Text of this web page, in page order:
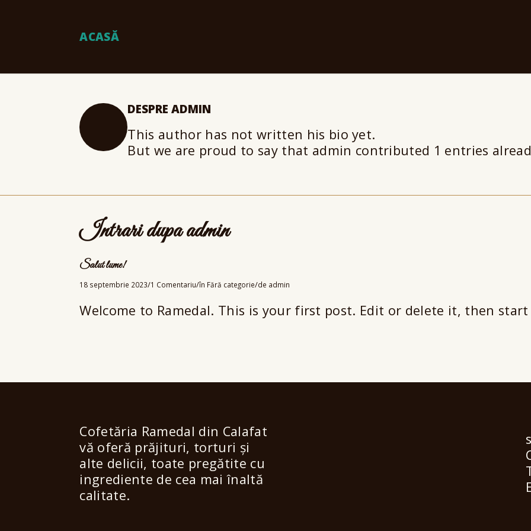
ACASĂ
DESPREADMIN
This author has not written his bio yet.
But we are proud to say that admin contributed 1 entries
Intrari dupa admin
Salut lume!
18 septembrie 2023/1 Comentariu/în Fără categorie/de admin
Welcome to Ramedal. This is your first post. Edit or delete it, then
Cofetăria Ramedal din Calafat
vă oferă prăjituri, torturi și
alte delicii, toate pregătite cu
ingrediente de cea mai înaltă
calitate.